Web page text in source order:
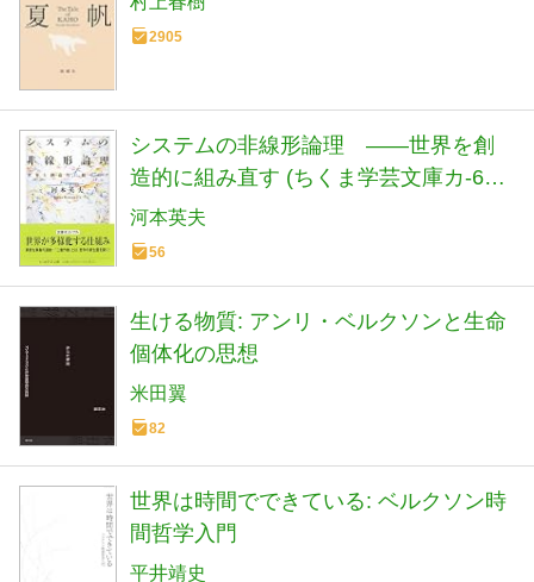
2905
システムの非線形論理 ――世界を創
造的に組み直す (ちくま学芸文庫カ-64-
1)
河本英夫
56
生ける物質: アンリ・ベルクソンと生命
個体化の思想
米田翼
82
世界は時間でできている: ベルクソン時
間哲学入門
平井靖史